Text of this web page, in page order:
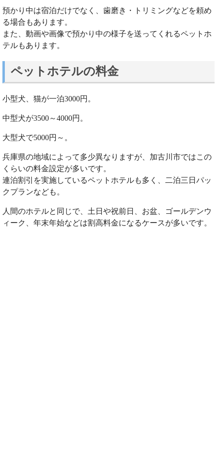
預かり中は宿泊だけでなく、歯磨き・トリミングなどを頼め
る場合もあります。
また、動画や画像で預かり中の様子を送ってくれるペットホ
テルもあります。
ペットホテルの料金
小型犬、猫が一泊3000円。
中型犬が3500～4000円。
大型犬で5000円～。
兵庫県の地域によって多少異なりますが、加古川市ではこの
くらいの料金設定が多いです。
連泊割引を実施しているペットホテルも多く、二泊三日パッ
クプランなども。
人間のホテルと同じで、土日や祝前日、お盆、ゴールデンウ
ィーク、年末年始などは割高料金になるケースが多いです。